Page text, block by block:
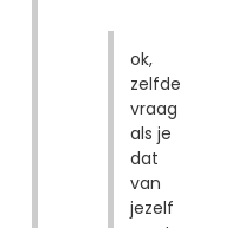
ok,
zelfde
vraag
als je
dat
van
jezelf